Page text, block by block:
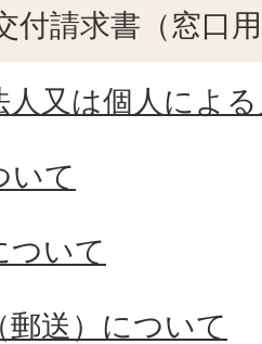
付請求書（窓口
人又は個人によ
いて
ついて
郵送）について